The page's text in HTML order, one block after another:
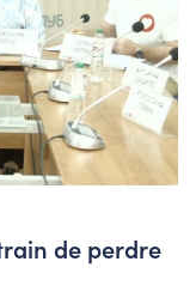
de perdre